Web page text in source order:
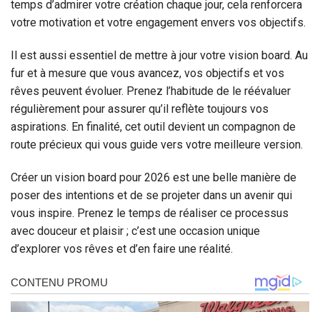
temps d’admirer votre création chaque jour, cela renforcera
votre motivation et votre engagement envers vos objectifs.
Il est aussi essentiel de mettre à jour votre vision board. Au
fur et à mesure que vous avancez, vos objectifs et vos
rêves peuvent évoluer. Prenez l’habitude de le réévaluer
régulièrement pour assurer qu’il reflète toujours vos
aspirations. En finalité, cet outil devient un compagnon de
route précieux qui vous guide vers votre meilleure version.
Créer un vision board pour 2026 est une belle manière de
poser des intentions et de se projeter dans un avenir qui
vous inspire. Prenez le temps de réaliser ce processus
avec douceur et plaisir ; c’est une occasion unique
d’explorer vos rêves et d’en faire une réalité.